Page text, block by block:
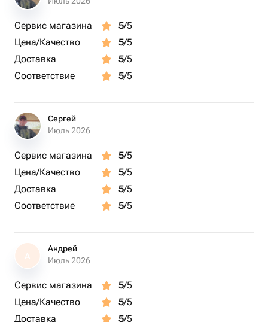
Сервис магазина 5/5
Цена/Качество
5/5
Доставка
5/5
Соответствие
5/5
Сергей
Июль 2026
Сервис магазина 5/5
Цена/Качество
5/5
Доставка
5/5
Соответствие
5/5
А
Андрей
Июль 2026
Сервис магазина 5/5
Цена/Качество
5/5
Доставка
5/5